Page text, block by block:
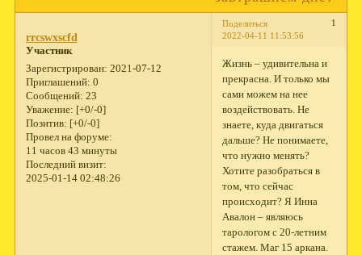
Поделиться
1
2022-04-11 11:53:56
rrcswxscfd
Участник
Зарегистрирован: 2021-07-12
Приглашений: 0
Сообщений: 23
Уважение: [+0/-0]
Позитив: [+0/-0]
Провел на форуме:
11 часов 43 минуты
Последний визит:
2025-01-14 02:48:26
Жизнь – удивительна и
прекрасна. И только мы
сами можем на нее
воздействовать. Не
знаете, куда двигаться
дальше? Не понимаете,
что нужно менять?
Хотите разобраться в
том, что сейчас
происходит? Я Инна
Авалон – являюсь
тарологом с 20-летним
стажем. Маг 15 аркана.